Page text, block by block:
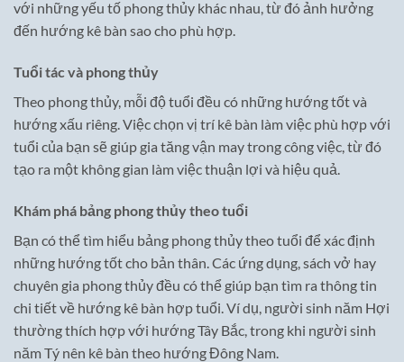
với những yếu tố phong thủy khác nhau, từ đó ảnh hưởng
đến hướng kê bàn sao cho phù hợp.
Tuổi tác và phong thủy
Theo phong thủy, mỗi độ tuổi đều có những hướng tốt và
hướng xấu riêng. Việc chọn vị trí kê bàn làm việc phù hợp với
tuổi của bạn sẽ giúp gia tăng vận may trong công việc, từ đó
tạo ra một không gian làm việc thuận lợi và hiệu quả.
Khám phá bảng phong thủy theo tuổi
Bạn có thể tìm hiểu bảng phong thủy theo tuổi để xác định
những hướng tốt cho bản thân. Các ứng dụng, sách vở hay
chuyên gia phong thủy đều có thể giúp bạn tìm ra thông tin
chi tiết về hướng kê bàn hợp tuổi. Ví dụ, người sinh năm Hợi
thường thích hợp với hướng Tây Bắc, trong khi người sinh
năm Tý nên kê bàn theo hướng Đông Nam.